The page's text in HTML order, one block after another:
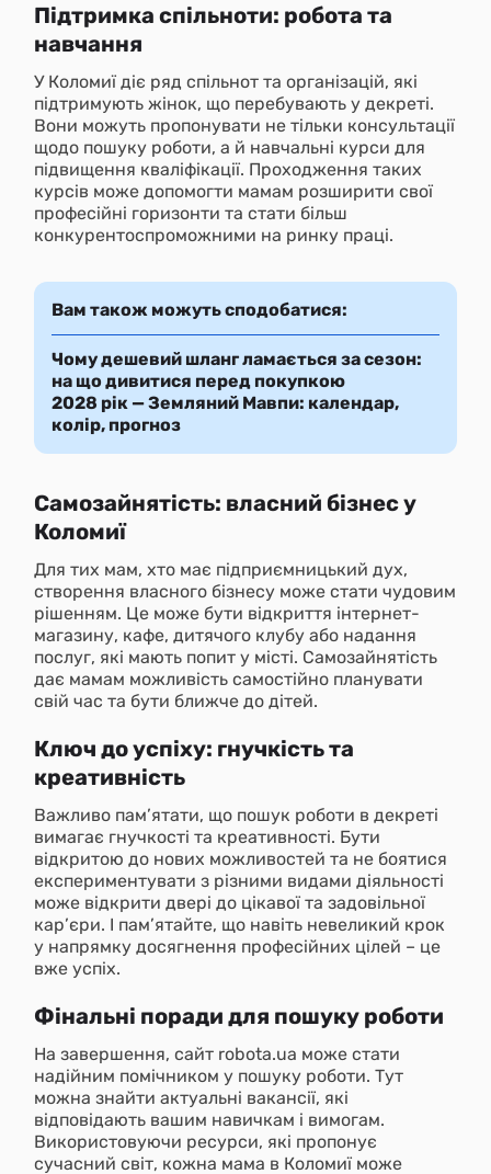
Підтримка спільноти: робота та
навчання
У Коломиї діє ряд спільнот та організацій, які
підтримують жінок, що перебувають у декреті.
Вони можуть пропонувати не тільки консультації
щодо пошуку роботи, а й навчальні курси для
підвищення кваліфікації. Проходження таких
курсів може допомогти мамам розширити свої
професійні горизонти та стати більш
конкурентоспроможними на ринку праці.
Вам також можуть сподобатися:
Чому дешевий шланг ламається за сезон:
на що дивитися перед покупкою
2028 рік — Земляний Мавпи: календар,
колір, прогноз
Самозайнятість: власний бізнес у
Коломиї
Для тих мам, хто має підприємницький дух,
створення власного бізнесу може стати чудовим
рішенням. Це може бути відкриття інтернет-
магазину, кафе, дитячого клубу або надання
послуг, які мають попит у місті. Самозайнятість
дає мамам можливість самостійно планувати
свій час та бути ближче до дітей.
Ключ до успіху: гнучкість та
креативність
Важливо пам’ятати, що пошук роботи в декреті
вимагає гнучкості та креативності. Бути
відкритою до нових можливостей та не боятися
експериментувати з різними видами діяльності
може відкрити двері до цікавої та задовільної
кар’єри. І пам’ятайте, що навіть невеликий крок
у напрямку досягнення професійних цілей – це
вже успіх.
Фінальні поради для пошуку роботи
На завершення, сайт robota.ua може стати
надійним помічником у пошуку роботи. Тут
можна знайти актуальні вакансії, які
відповідають вашим навичкам і вимогам.
Використовуючи ресурси, які пропонує
сучасний світ, кожна мама в Коломиї може